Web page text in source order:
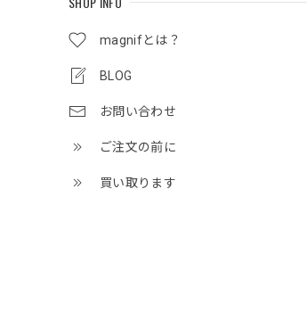
magnifとは？
BLOG
お問い合わせ
ご注文の前に
買い取ります